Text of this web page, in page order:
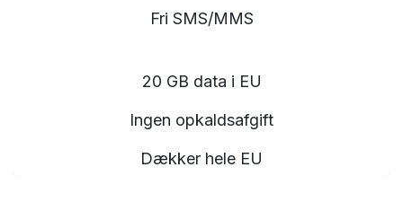
Fri SMS/MMS
20 GB data i EU
Ingen opkaldsafgift
Dækker hele EU